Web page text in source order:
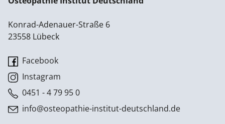
Konrad-Adenauer-Straße 6
23558 Lübeck
Facebook
Instagram
0451 - 4 79 95 0
info@osteopathie-institut-deutschland.de